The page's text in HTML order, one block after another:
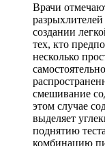
Врачи
создании
тех, кто
несколько
смешивание
этом случае
выделяет
поднятию
комбинацию